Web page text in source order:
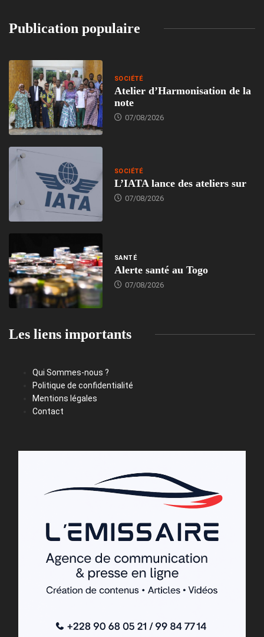
Publication populaire
SOCIÉTÉ
Atelier d’Harmonisation de la
note
07/08/2026
SOCIÉTÉ
L’IATA lance des ateliers sur
07/08/2026
SANTÉ
Alerte santé au Togo
07/08/2026
Les liens importants
Qui Sommes-nous ?
Politique de confidentialité
Mentions légales
Contact